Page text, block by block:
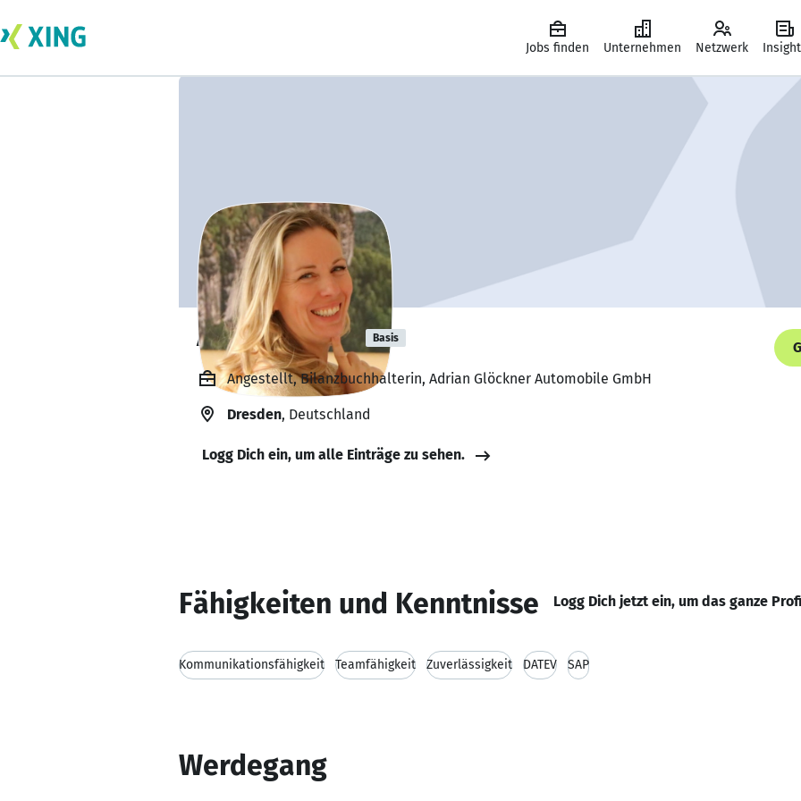
Jobs finden Unternehmen Netzwerk
Annett Jahnke Basis
Angestellt, Bilanzbuchhalterin, Adrian Glöckner Automobile GmbH
Dresden, Deutschland
Logg Dich ein, um alle Einträge zu sehen.
Fähigkeiten und Kenntnisse Logg Dich jetzt ein, um das ganze
Kommunikationsfähigkeit Teamfähigkeit Zuverlässigkeit DATEV SAP
Werdegang